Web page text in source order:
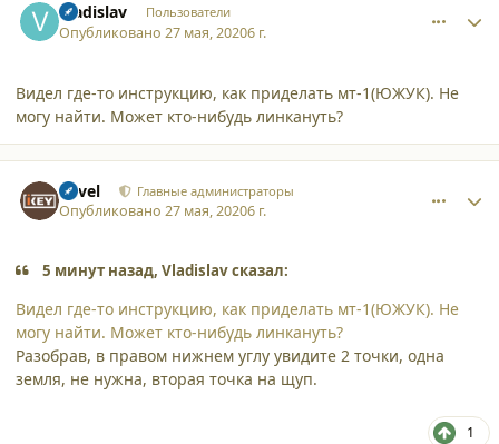
Vladislav Пользователи
Опубликовано27 мая, 20206 г.
Видел где-то инструкцию, как приделать мт-1(ЮЖУК). Не
могу найти. Может кто-нибудь линкануть?
Pavel Главные администраторы
Опубликовано27 мая, 20206 г.
5 минут назад, Vladislav сказал:
Видел где-то инструкцию, как приделать мт-1(ЮЖУК). Не
могу найти. Может кто-нибудь линкануть?
Разобрав, в правом нижнем углу увидите 2 точки, одна
земля, не нужна, вторая точка на щуп.
1